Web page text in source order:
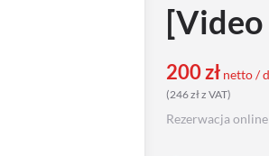
[Video
200zł netto /
(246złz VAT)
Rezerwacja